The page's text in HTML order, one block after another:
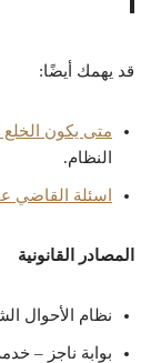
قد يهمك أيضًا:
متى يكون
النظام.
اسئلة القاضي
المصادر القانونية
نظام الأحوال
بوابة ناجز –